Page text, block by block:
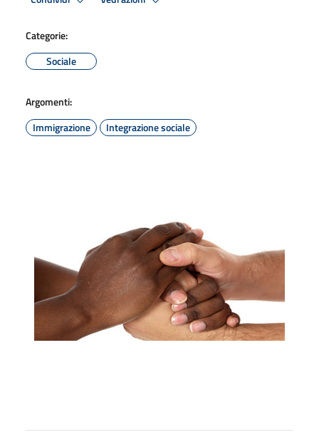
Categorie:
Sociale
Argomenti:
Immigrazione
Integrazione sociale